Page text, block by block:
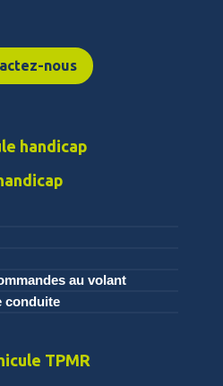
nous
handicap
au volant
conduite
TPMR